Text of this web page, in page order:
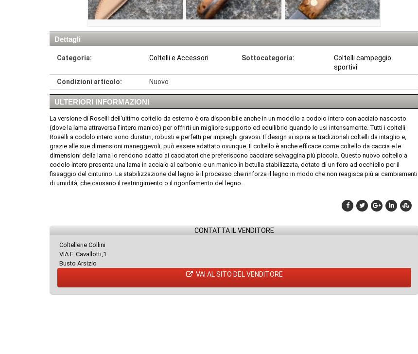
Dettagli
Categoria: Coltelli e Accessori Sottocategoria:
Coltelli campeggio
sportivi
Condizioni articolo:
Nuovo
ULTERIORI INFORMAZIONI
La versione di Roselli dell'ultimo coltello da esterno è ora disponibile anche in un modello a codolo intero con acciaio nascosto
(dove la lama attraversa l'intero manico) per offrirti un migliore supporto ed equilibrio quando lo usi intensamente. Tutti i coltelli
Roselli a codolo intero sono duraturi, robusti e perfetti per impieghi gravosi. Il design si ispira ai tradizionali coltelli da intaglio e,
grazie alle sue dimensioni maneggevoli, può essere adattato ovunque. Il coltello è anche efficace come coltello da caccia e le
dimensioni della lama lo rendono adatto ai cacciatori che preferiscono cacciare selvaggina più piccola. Questo nuovo coltello a
codolo intero presenta una lama in acciaio al carbonio e un manico in betulla stabilizzata, dotato di un foro ad occhiello per il
fissaggio del cinturino. La stabilizzazione del legno è il processo che rinforza il legno in modo che non reagisca più ai cambiamenti
di umidità, che causano il restringimento o il rigonfiamento del legno.
CONTATTA IL VENDITORE
Coltellerie Collini
VIA F. Cavallotti,1
Busto Arsizio
VAI AL SITO DEL VENDITORE